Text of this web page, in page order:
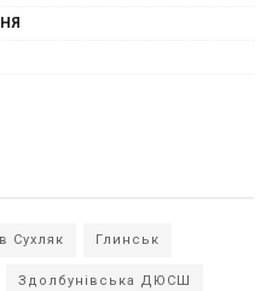
Сухляк Глинськ
Здолбунівська ДЮСШ